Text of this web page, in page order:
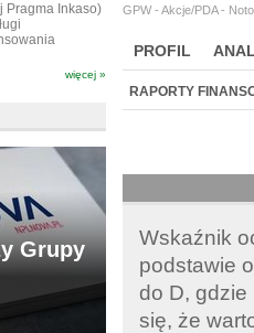
GPW - Akcje/PDA -
PROFIL
BR LAB
RAPORTY
Wskaźnik
podstawie
do D, gdzie
się, że
Pragma Inkaso)
więcej »
Grupy